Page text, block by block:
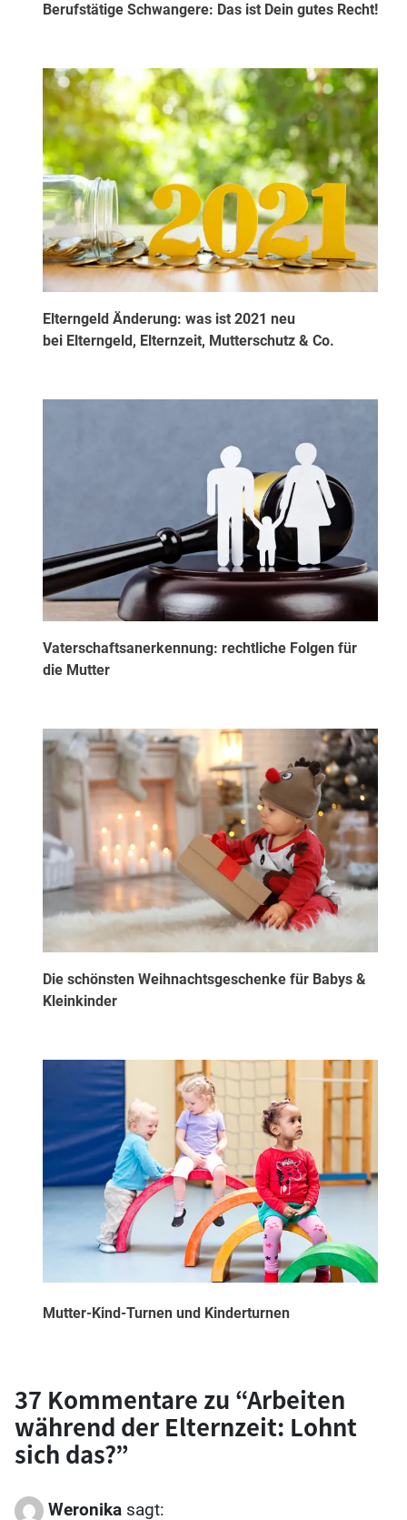
Berufstätige Schwangere: Das ist Dein gutes Recht!
Elterngeld Änderung: was ist 2021 neu
bei Elterngeld, Elternzeit, Mutterschutz & Co.
Vaterschaftsanerkennung: rechtliche Folgen für
die Mutter
Die schönsten Weihnachtsgeschenke für Babys &
Kleinkinder
Mutter-Kind-Turnen und Kinderturnen
37 Kommentare zu “Arbeiten
während der Elternzeit: Lohnt
sich das?”
Weronika sagt: